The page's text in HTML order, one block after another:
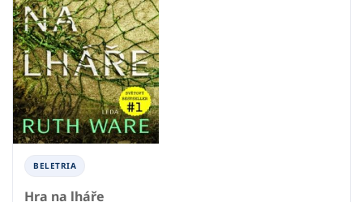
BELETRIA
Hra na lháře